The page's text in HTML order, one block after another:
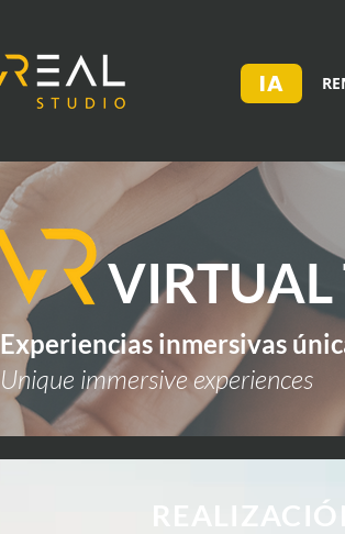
IA
VIRTUAL
Experiencias inmersivas
Unique immersive experiences